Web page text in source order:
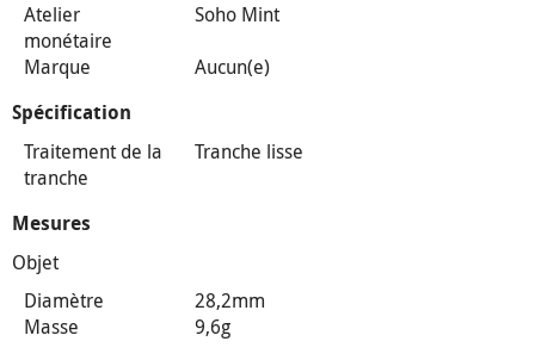
Atelier
monétaire
Soho Mint
Marque
Aucun(e)
Spécification
Traitement de la
tranche
Tranche lisse
Mesures
Objet
Diamètre
28,2mm
Masse
9,6g